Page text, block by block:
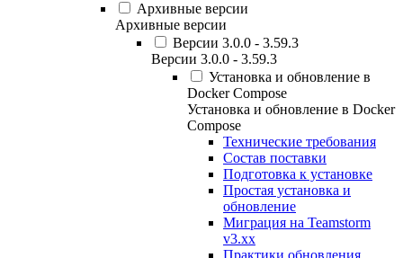
Архивные версии
Архивные версии
Версии 3.0.0 - 3.59.3
Версии 3.0.0 - 3.59.3
Установка и обновление в
Docker Compose
Установка и обновление в Docker
Compose
Технические требования
Состав поставки
Подготовка к установке
Простая установка и
обновление
Миграция на Teamstorm
v3.xx